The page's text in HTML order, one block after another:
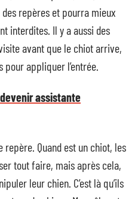
repères et pourra mieux
interdites. Il y a aussi des
avant que le chiot arrive,
appliquer l’entrée.
assistante
repère. Quand est un chiot, les
tout faire, mais après cela,
leur chien. C’est là qu’ils